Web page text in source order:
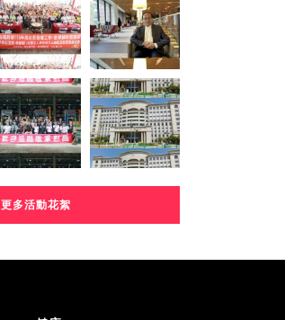
更多活動花絮